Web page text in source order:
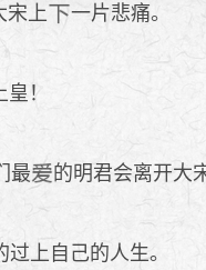
宋上 一片悲痛。
！
最 的明君会离开大
上自己的人生。